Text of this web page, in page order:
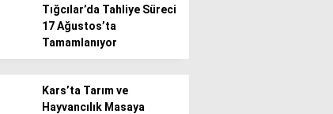
Tığcılar’da Tahliye Süreci
17 Ağustos’ta
Tamamlanıyor
Kars’ta Tarım ve
Hayvancılık Masaya